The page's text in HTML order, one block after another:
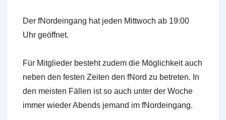
Der fNordeingang hat jeden Mittwoch ab 19:00
Uhr geöffnet.
Für Mitglieder besteht zudem die Möglichkeit auch
neben den festen Zeiten den fNord zu betreten. In
den meisten Fällen ist so auch unter der Woche
immer wieder Abends jemand im fNordeingang.